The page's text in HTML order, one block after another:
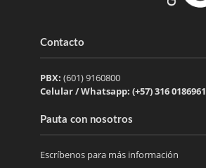
Contacto
PBX: (601) 9160800
Celular / Whatsapp: (+57) 316 0186961
Pauta con nosotros
Escríbenos para más información